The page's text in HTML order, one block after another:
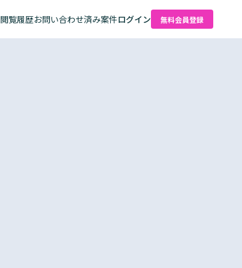
閲覧履歴お問い合わせ済み案件ログイン 無料会員登録